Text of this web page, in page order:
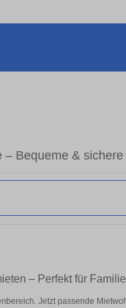
Bequeme &
– Perfekt für
Jetzt passende